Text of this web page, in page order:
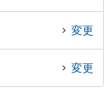
くの弁護士を検索し
談できる三条市内の
すすめです。
変更
変更